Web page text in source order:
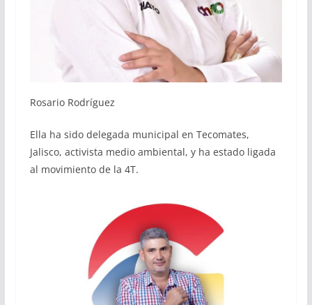
Rosario Rodríguez
Ella ha sido delegada municipal en Tecomates,
Jalisco, activista medio ambiental, y ha estado ligada
al movimiento de la 4T.